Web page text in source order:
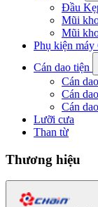
Đầu
Mũi
Mũi
Phụ kiện máy
Cán dao tiện
Cán
Cán
Cán
Lưỡi cưa
Than từ
Thương hiệu